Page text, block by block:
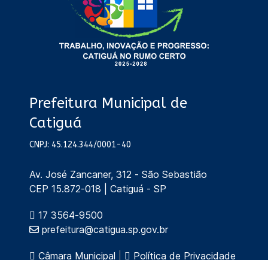
Prefeitura Municipal de
Catiguá
CNPJ: 45.124.344/0001-40
Av. José Zancaner, 312 - São Sebastião
CEP 15.872-018 | Catiguá - SP
17 3564-9500
prefeitura@catigua.sp.gov.br
Câmara Municipal Política de Privacidade